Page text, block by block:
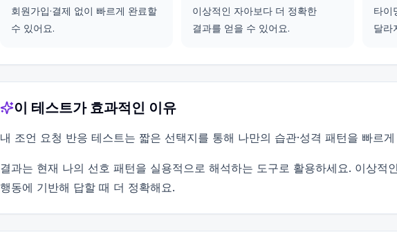
회원가입·결제 없이 빠르게 완료할
수 있어요.
이상적인 자아보다 더 정확한
결과를 얻을 수 있어요.
타이
달라
이 테스트가 효과적인 이유
내 조언 요청 반응 테스트는 짧은 선택지를 통해 나만의 습관·성격 패턴을 빠르
결과는 현재 나의 선호 패턴을 실용적으로 해석하는 도구로 활용하세요. 이상적
행동에 기반해 답할 때 더 정확해요.